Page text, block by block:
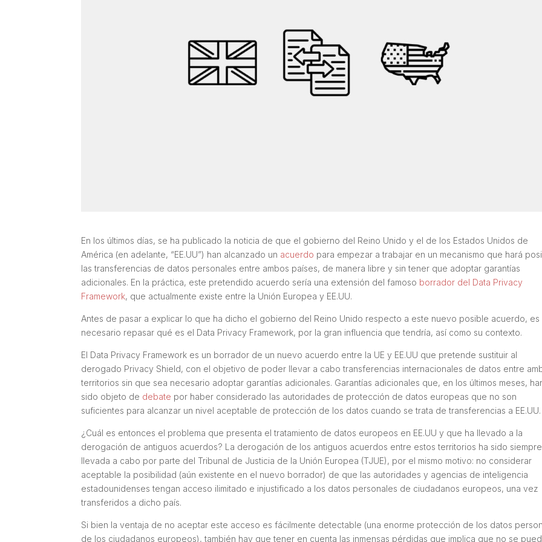
En los últimos días, se ha publicado la noticia de que el gobierno del Reino Unido y el de los Estados Unidos de
América (en adelante, “EE.UU”) han alcanzado un acuerdo para empezar a trabajar en un mecanismo que hará
las transferencias de datos personales entre ambos países, de manera libre y sin tener que adoptar garantías
adicionales. En la práctica, este pretendido acuerdo sería una extensión del famoso borrador del Data Privacy
Framework, que actualmente existe entre la Unión Europea y EE.UU.
Antes de pasar a explicar lo que ha dicho el gobierno del Reino Unido respecto a este nuevo posible acuerdo, es
necesario repasar qué es el Data Privacy Framework, por la gran influencia que tendría, así como su contexto.
El Data Privacy Framework es un borrador de un nuevo acuerdo entre la UE y EE.UU que pretende sustituir al
derogado Privacy Shield, con el objetivo de poder llevar a cabo transferencias internacionales de datos entre
territorios sin que sea necesario adoptar garantías adicionales. Garantías adicionales que, en los últimos meses,
sido objeto de debate por haber considerado las autoridades de protección de datos europeas que no son
suficientes para alcanzar un nivel aceptable de protección de los datos cuando se trata de transferencias a EE.UU.
¿Cuál es entonces el problema que presenta el tratamiento de datos europeos en EE.UU y que ha llevado a la
derogación de antiguos acuerdos? La derogación de los antiguos acuerdos entre estos territorios ha sido siempre
llevada a cabo por parte del Tribunal de Justicia de la Unión Europea (TJUE), por el mismo motivo: no considerar
aceptable la posibilidad (aún existente en el nuevo borrador) de que las autoridades y agencias de inteligencia
estadounidenses tengan acceso ilimitado e injustificado a los datos personales de ciudadanos europeos, una vez
transferidos a dicho país.
Si bien la ventaja de no aceptar este acceso es fácilmente detectable (una enorme protección de los datos
de los ciudadanos europeos), también hay que tener en cuenta las inmensas pérdidas que implica que no se